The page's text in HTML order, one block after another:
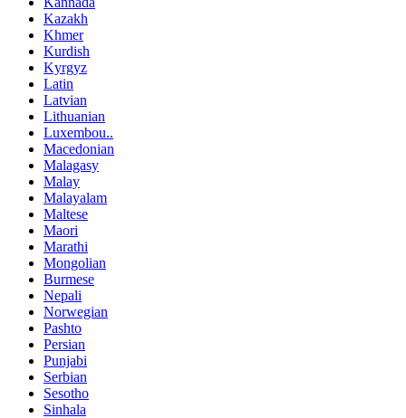
Kazakh
Khmer
Kurdish
Kyrgyz
Latin
Latvian
Lithuanian
Luxembou..
Macedonian
Malagasy
Malay
Malayalam
Maltese
Maori
Marathi
Mongolian
Burmese
Nepali
Norwegian
Pashto
Persian
Punjabi
Serbian
Sesotho
Sinhala